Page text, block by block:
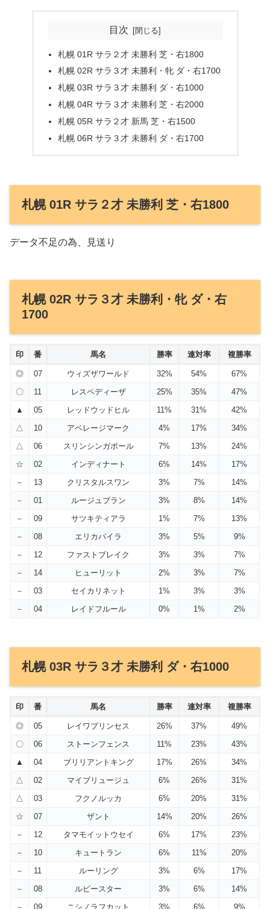
目次
札幌 01R サラ２才 未勝利 芝・右1800
札幌 02R サラ３才 未勝利・牝 ダ・右1700
札幌 03R サラ３才 未勝利 ダ・右1000
札幌 04R サラ３才 未勝利 芝・右2000
札幌 05R サラ２才 新馬 芝・右1500
札幌 06R サラ３才 未勝利 ダ・右1700
札幌 01R サラ２才 未勝利 芝・右1800
データ不足の為、見送り
札幌 02R サラ３才 未勝利・牝 ダ・右
1700
印 番 馬名 勝率 連対率 複勝率
◎ 07 ウィズザワールド 32% 54%
67%
〇
11 レスペディーザ 25% 35%
47%
▲
05 レッドウッドヒル 11% 31%
42%
△
10 アベレージマーク 4% 17%
34%
△
06 スリンシンガポール 7% 13%
24%
☆
02 インディナート 6% 14%
17%
－
13 クリスタルスワン 3% 7%
14%
－
01 ルージュブラン 3% 8%
14%
－
09 サツキティアラ 1% 7%
13%
－
08 エリカバイラ 3% 5%
9%
－
12 ファストブレイク 3% 3%
7%
－
14 ヒューリット 2% 3%
7%
－
03 セイカリネット 1% 3%
3%
－
04 レイドフルール 0% 1% 2%
札幌 03R サラ３才 未勝利 ダ・右1000
印 番 馬名 勝率 連対率 複勝率
◎ 05 レイワプリンセス 26% 37%
49%
〇
06 ストーンフェンス 11% 23%
43%
▲
04 ブリリアントキング 17% 26%
34%
△
02 マイブリュージュ 6% 26%
31%
△
03 フクノルッカ 6% 20%
31%
☆
07 ザント 14% 20%
26%
－
12 タマモイットウセイ 6% 17%
23%
－
10 キュートラン 6% 11%
20%
－
11 ルーリング 3% 6%
17%
－
08 ルビースター 3% 6%
14%
－
09 ニシノラフカット 3% 6% 9%